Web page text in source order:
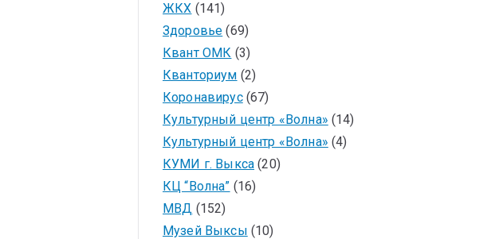
ЖКХ (141)
Здоровье (69)
Квант ОМК (3)
Кванториум (2)
Коронавирус(67)
Культурный центр «Волна» (14)
Культурный центр «Волна» (4)
КУМИ г. Выкса (20)
КЦ “Волна” (16)
МВД (152)
Музей Выксы (10)